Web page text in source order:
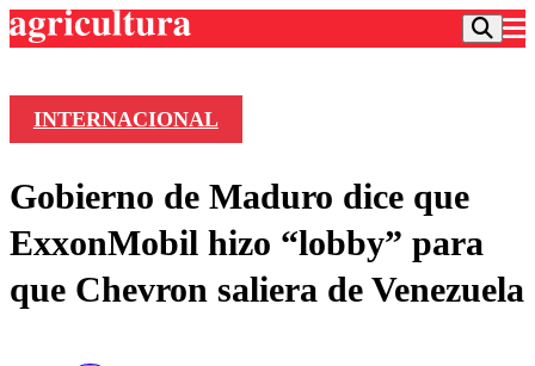
Frecuencias
Agricultura TV
Deportes
Colo Colo
Entretención
INTERNACIONAL
Gobierno de Maduro dice que
ExxonMobil hizo “lobby” para
que Chevron saliera de Venezuela